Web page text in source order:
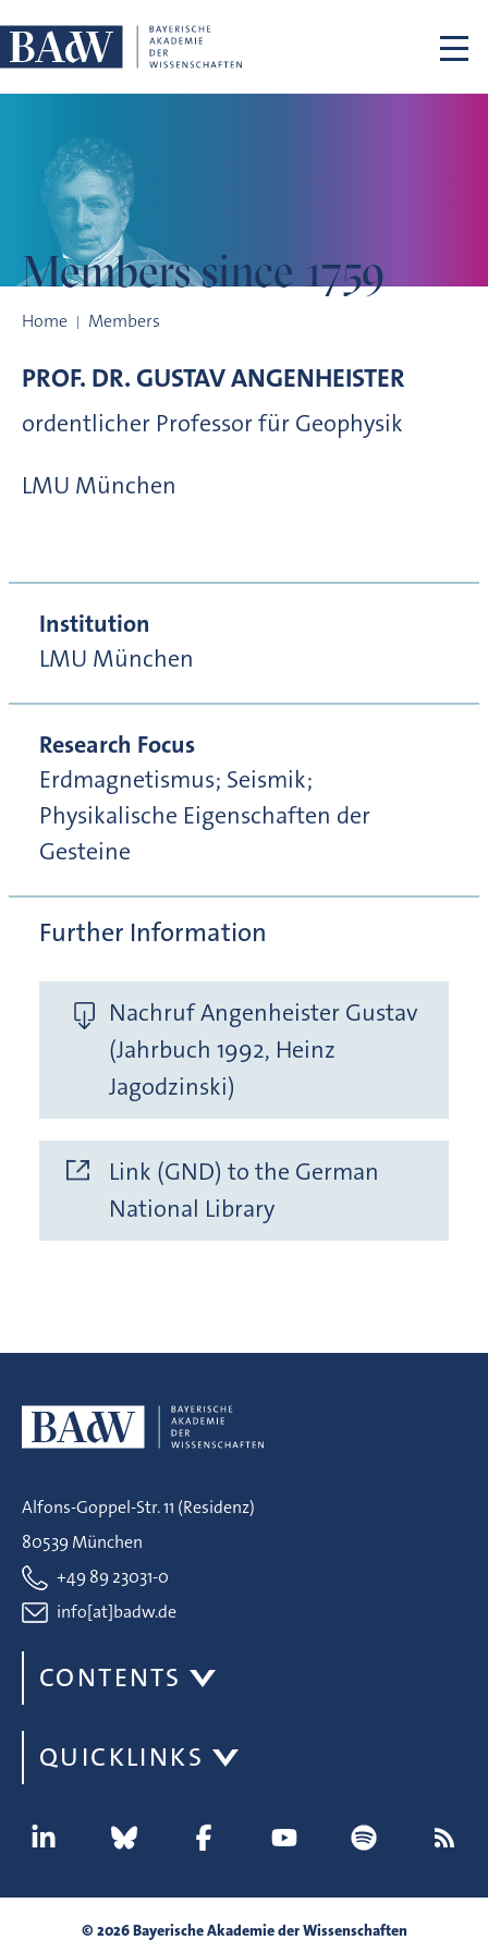
Members since 1759
Home Members
PROF. DR.GUSTAVANGENHEISTER
ordentlicher Professor für Geophysik
LMU München
Institution
LMU München
Research Focus
Erdmagnetismus; Seismik;
Physikalische Eigenschaften der
Gesteine
Further Information
Nachruf Angenheister Gustav
(Jahrbuch 1992, Heinz
Jagodzinski)
Link (GND) to the German
National Library
Alfons-Goppel-Str. 11 (Residenz)
80539 München
+49 89 23031-0
info[at]badw.de
CONTENTS
QUICKLINKS
© 2026 Bayerische Akademie der Wissenschaften